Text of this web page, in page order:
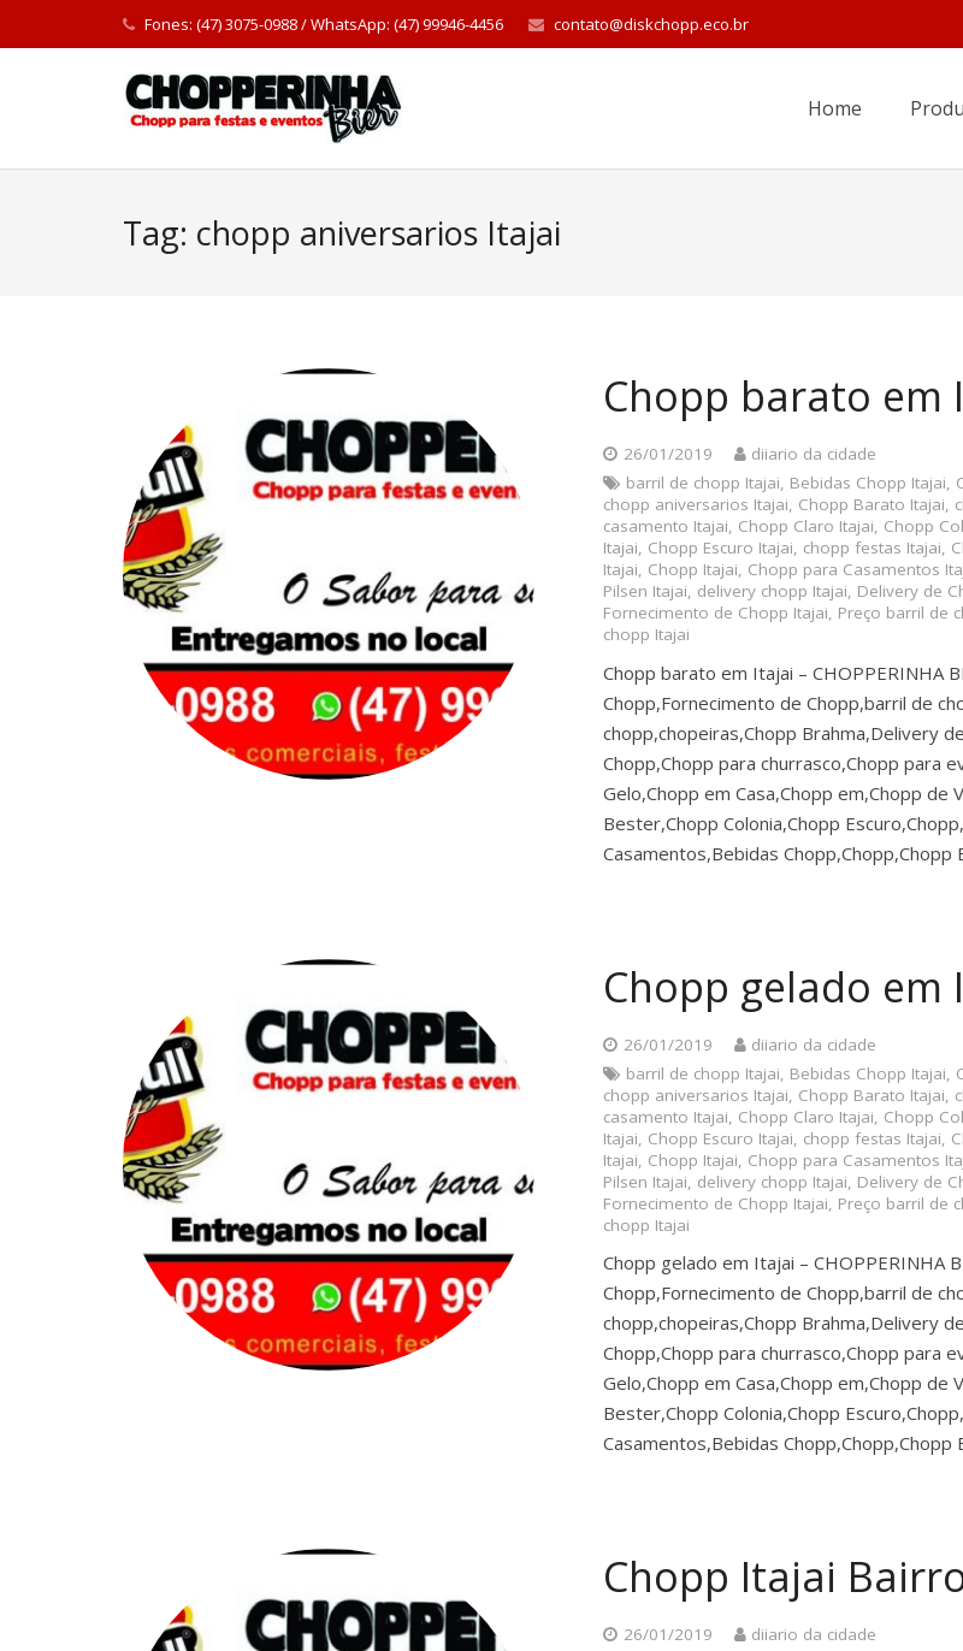
Fones: (47) 3075-0988 / WhatsApp: (47) 99946-4456 contato@diskchopp.eco.br
Home
Tag: chopp aniversarios Itajai
Chopp barato em
26/01/2019
diiario da cidade
barril de chopp Itajai, Bebidas Chopp Itajai,
chopp aniversarios Itajai, Chopp Barato Itajai,
casamento Itajai, Chopp Claro Itajai, Chopp
Itajai, Chopp Escuro Itajai, chopp festas Itajai,
Itajai, Chopp Itajai, Chopp para Casamentos
Pilsen Itajai, delivery chopp Itajai, Delivery de
Fornecimento de Chopp Itajai, Preço barril de
chopp Itajai
Chopp barato em Itajai –
Chopp,Fornecimento de Chopp,barril de
chopp,chopeiras,Chopp Brahma,Delivery
Chopp,Chopp para churrasco,Chopp para
Gelo,Chopp em Casa,Chopp em,Chopp de
Bester,Chopp Colonia,Chopp
Casamentos,Bebidas
Chopp gelado em
26/01/2019
diiario da cidade
barril de chopp Itajai Bebidas Chopp Itajai
chopp aniversarios Itajai Chopp Barato Itajai
casamento Itajai Chopp Claro Itajai Chopp
Itajai Chopp Escuro Itajai chopp festas Itajai
Itajai Chopp Itajai Chopp para Casamentos
Pilsen Itajai delivery chopp Itajai Delivery de
Fornecimento de Chopp Itajai Preço barril de
chopp Itajai
Chopp gelado em Itajai –
Chopp,Fornecimento de Chopp,barril de
chopp,chopeiras,Chopp Brahma,Delivery
Chopp,Chopp para churrasco,Chopp para
Gelo,Chopp em Casa,Chopp em,Chopp de
Bester,Chopp Colonia,Chopp
Casamentos,Bebidas
Chopp Itajai
26/01/2019
diiario da cidade